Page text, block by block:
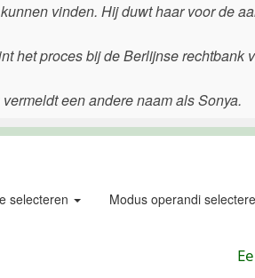
vinden. Hij duwt haar voor de
het proces bij de Berlijnse rechtbank
een andere naam als Sonya.